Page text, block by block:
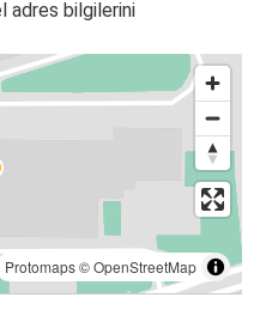
adres bilgilerini
Protomaps©OpenStreetMap